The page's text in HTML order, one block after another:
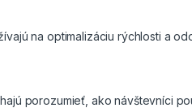
na optimalizáciu rýchlosti a
porozumieť, ako návštevníci